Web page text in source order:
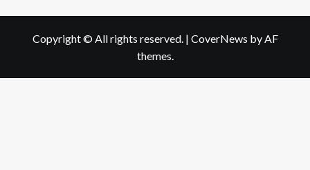
Copyright © All rights reserved. | CoverNews by AF
themes.